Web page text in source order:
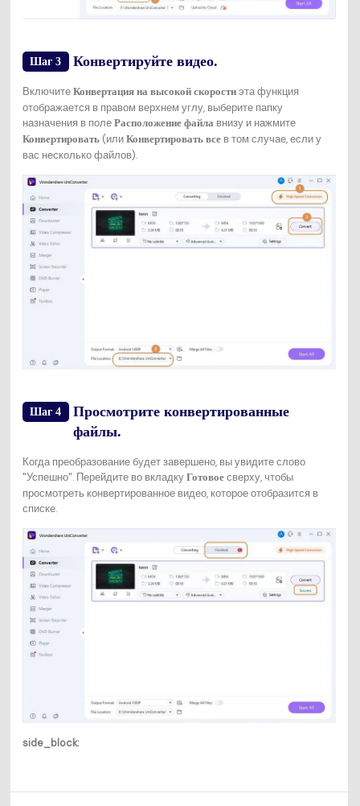
Шаг 3 Конвертируйте видео.
Включите Конвертация на высокой скоростиэта функция
отображается в правом верхнем углу, выберите папку
назначения в поле Расположение файла внизу и нажмите
Конвертировать(или Конвертировать всев том случае, если у
вас несколько файлов).
Шаг 4
Просмотрите конвертированные
файлы.
Когда преобразование будет завершено, вы увидите слово
"Успешно". Перейдите во вкладку Готовоесверху, чтобы
просмотреть конвертированное видео, которое отобразится в
списке.
side_block: